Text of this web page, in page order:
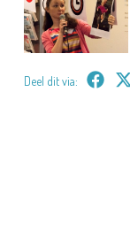
Deel dit via: